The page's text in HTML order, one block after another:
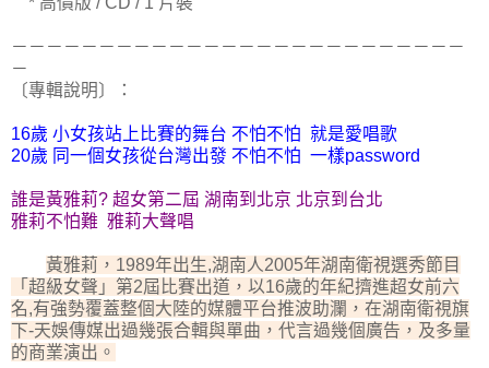
－－－－－－－－－－－－－－－－－－－－－－－－－－
－
〔專輯說明〕：
16歲 小女孩站上比賽的舞台 不怕不怕 就是愛唱歌
20歲 同一個女孩從台灣出發 不怕不怕 一樣password
誰是黃雅莉? 超女第二屆 湖南到北京 北京到台北
雅莉不怕難 雅莉大聲唱
黃雅莉，1989年出生,湖南人2005年湖南衛視選秀節目
「超級女聲」第2屆比賽出道，以16歲的年紀擠進超女前六
名,有強勢覆蓋整個大陸的媒體平台推波助瀾，在湖南衛視旗
下-天娛傳媒出過幾張合輯與單曲，代言過幾個廣告，及多量
的商業演出。